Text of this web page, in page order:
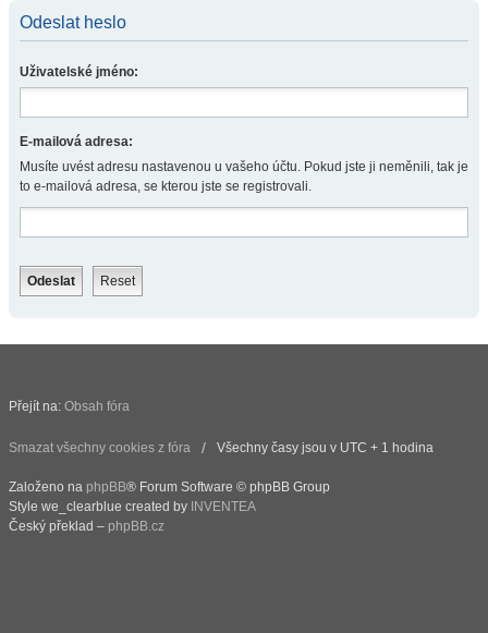
Odeslat heslo
Uživatelské jméno:
E-mailová adresa:
Musíte uvést adresu nastavenou u vašeho účtu. Pokud jste ji neměnili, tak je
to e-mailová adresa, se kterou jste se registrovali.
Přejít na: Obsah fóra
Smazat všechny cookies z fóra Všechny časy jsou v UTC + 1 hodina
Založeno na phpBB® Forum Software © phpBB Group
Style we_clearblue created by INVENTEA
Český překlad – phpBB.cz